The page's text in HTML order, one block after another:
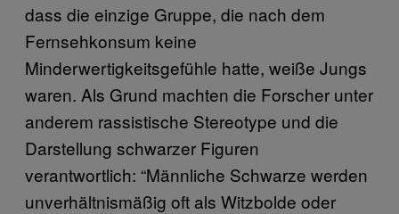
dass die einzige Gruppe, die nach dem
Fernsehkonsum keine
Minderwertigkeitsgefühle hatte, weiße Jungs
waren. Als Grund machten die Forscher unter
anderem rassistische Stereotype und die
Darstellung schwarzer Figuren
verantwortlich: “Männliche Schwarze werden
unverhältnismäßig oft als Witzbolde oder